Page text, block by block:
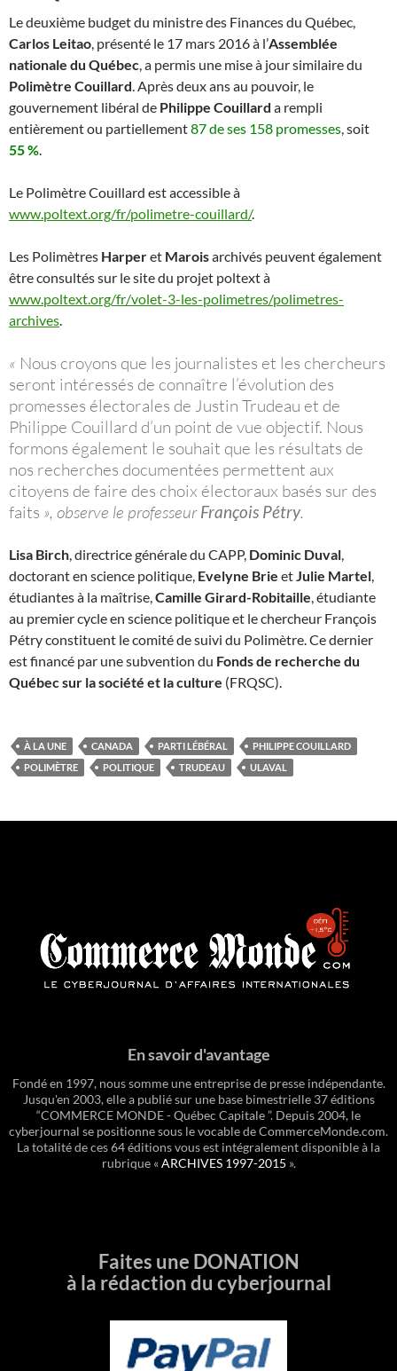
Le deuxième budget du ministre des Finances du Québec,
Carlos Leitao, présenté le 17 mars 2016 à l’Assemblée
nationale du Québec, a permis une mise à jour similaire du
Polimètre Couillard. Après deux ans au pouvoir, le
gouvernement libéral de Philippe Couillard a rempli
entièrement ou partiellement87 de ses 158 promesses, soit
55 %.
Le Polimètre Couillard est accessible à
www.poltext.org/fr/polimetre-couillard/.
Les Polimètres Harperet Maroisarchivés peuvent également
être consultés sur le site du projet poltext à
www.poltext.org/fr/volet-3-les-polimetres/polimetres-
archives.
« Nous croyons que les journalistes et les chercheurs
seront intéressés de connaître l’évolution des
promesses électorales de Justin Trudeau et de
Philippe Couillard d’un point de vue objectif. Nous
formons également le souhait que les résultats de
nos recherches documentées permettent aux
citoyens de faire des choix électoraux basés sur des
faits », observe le professeurFrançois Pétry.
Lisa Birch, directrice générale du CAPP, Dominic Duval,
doctorant en science politique, Evelyne Brie etJulie Martel,
étudiantes à la maîtrise,Camille Girard-Robitaille, étudiante
au premier cycle en science politique et le chercheur François
Pétry constituent le comité de suivi du Polimètre. Ce dernier
est financé par une subvention du Fonds de recherche du
Québec sur la société et la culture (FRQSC).
À LA UNE CANADA PARTI LÉBÉRAL
PHILIPPE COUILLARD
POLIMÈTRE
POLITIQUE TRUDEAU ULAVAL
En savoir d'avantage
Fondé en 1997, nous somme une entreprise de presse indépendante.
Jusqu'en 2003, elle a publié sur une base bimestrielle 37 éditions
“COMMERCE MONDE - Québec Capitale ”. Depuis 2004, le
cyberjournal se positionne sous le vocable de CommerceMonde.com.
La totalité de ces 64 éditions vous est intégralement disponible à la
rubrique «ARCHIVES 1997-2015 ».
Faites une DONATION
à la rédaction du cyberjournal